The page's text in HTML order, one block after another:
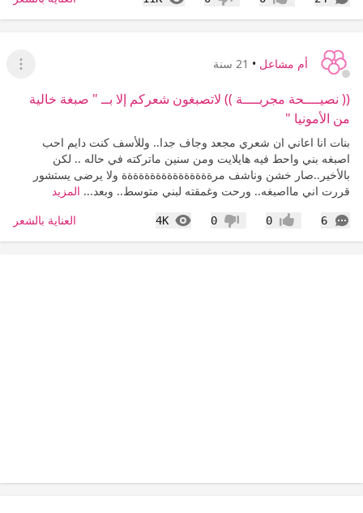
إعجاب عدم إعجاب
أم مشاعل • 21 سنة
عرض
(( نصيــــحة مجربــــة )) لاتصبغون شعركم إلا بــ " صبغة خالية
من الأمونيا "
بنات انا اعاني ان شعري مجعد وجاف جدا.. وللأسف كنت دايم احب
اصبغه بني واحط فيه هايلايت ومن سنين ماتركته في حاله .. لكن
بالأخير..صار خشن وناشف مرةةةةةةةةةةةةةةةة ولا يرضى يستشور
قررت اني مااصبغه.. ورحت وغمقته لبني متوسط.. وبعد... المزيد
6
التعليقات إعجاب0 عدم إعجاب
0
4K
المشاهدات العناية بالشعر